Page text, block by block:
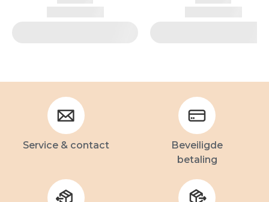
Service & contact
Beveiligde
betaling